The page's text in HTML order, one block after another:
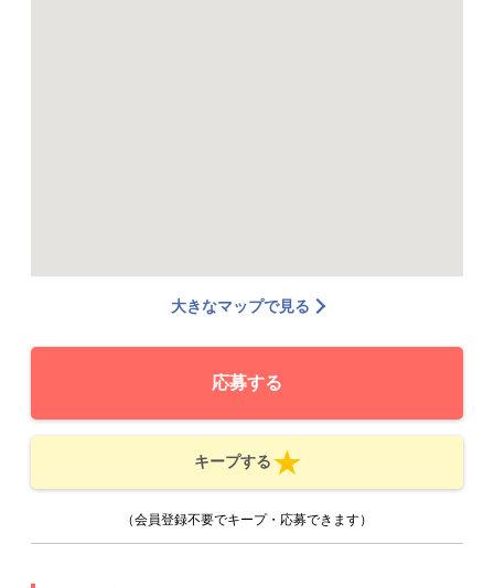
大きなマップで見る
応募する
キープする
（会員登録不要でキープ・応募できます）